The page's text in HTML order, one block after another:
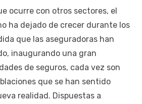
ocurre con otros sectores, el
ha dejado de crecer durante los
que las aseguradoras han
inaugurando una gran
de seguros, cada vez son
que se han sentido
realidad. Dispuestas a